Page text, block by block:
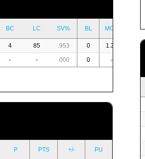
BC LC SV% BL MOY
4 85 .953 0 1.33
- - .000 0 -
P PTS +/- PU